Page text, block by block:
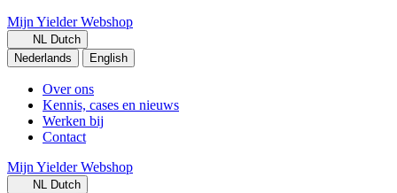
Mijn Yielder Webshop
NL Dutch
Nederlands
English
Over ons
Kennis, cases en nieuws
Werken bij
Contact
Mijn Yielder Webshop
NL Dutch